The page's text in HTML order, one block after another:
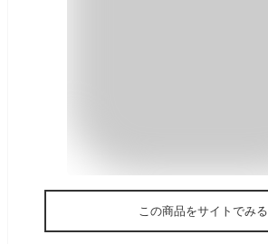
この商品をサイトでみる